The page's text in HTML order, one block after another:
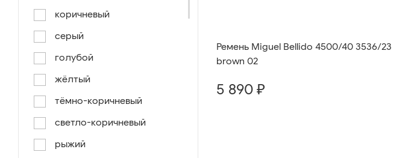
коричневый
серый
голубой
жёлтый
тёмно-коричневый
светло-коричневый
рыжий
Ремень Miguel Bellido 4500/40 3536/23
brown 02
5 890 ₽